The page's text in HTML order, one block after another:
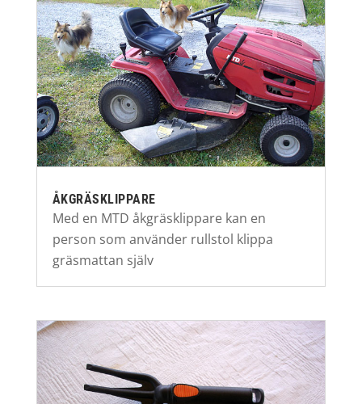
ÅKGRÄSKLIPPARE
Med en MTD åkgräsklippare kan en
person som använder rullstol klippa
gräsmattan själv